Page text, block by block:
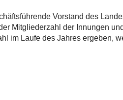
Vorstand des
Mitgliederzahl der Innungen
im Laufe des Jahres ergeben,